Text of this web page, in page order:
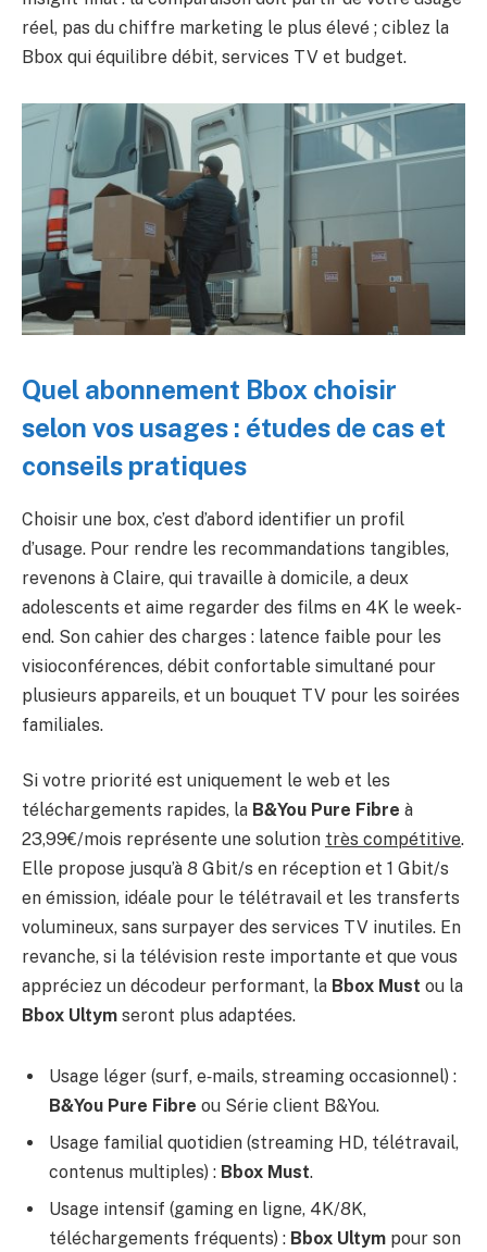
réel, pas du chiffre marketing le plus élevé ; ciblez la
Bbox qui équilibre débit, services TV et budget.
Quel abonnement Bbox choisir
selon vos usages : études de cas et
conseils pratiques
Choisir une box, c’est d’abord identifier un profil
d’usage. Pour rendre les recommandations tangibles,
revenons à Claire, qui travaille à domicile, a deux
adolescents et aime regarder des films en 4K le week-
end. Son cahier des charges : latence faible pour les
visioconférences, débit confortable simultané pour
plusieurs appareils, et un bouquet TV pour les soirées
familiales.
Si votre priorité est uniquement le web et les
téléchargements rapides, la B&You Pure Fibre à
23,99€/mois représente une solution très compétitive.
Elle propose jusqu’à 8 Gbit/s en réception et 1 Gbit/s
en émission, idéale pour le télétravail et les transferts
volumineux, sans surpayer des services TV inutiles. En
revanche, si la télévision reste importante et que vous
appréciez un décodeur performant, la Bbox Must ou la
Bbox Ultym seront plus adaptées.
Usage léger (surf, e‑mails, streaming occasionnel) :
B&You Pure Fibre ou Série client B&You.
Usage familial quotidien (streaming HD, télétravail,
contenus multiples) : Bbox Must.
Usage intensif (gaming en ligne, 4K/8K,
téléchargements fréquents) : Bbox Ultym pour son